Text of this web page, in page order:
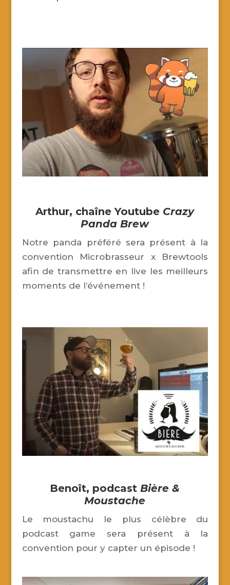
Arthur, chaîne Youtube Crazy
Panda Brew
Notre panda préféré sera présent à la
convention Microbrasseur x Brewtools
afin de transmettre en live les meilleurs
moments de l’événement !
Benoît, podcastBière &
Moustache
Le moustachu le plus célèbre du
podcast game sera présent à la
convention pour y capter un épisode !